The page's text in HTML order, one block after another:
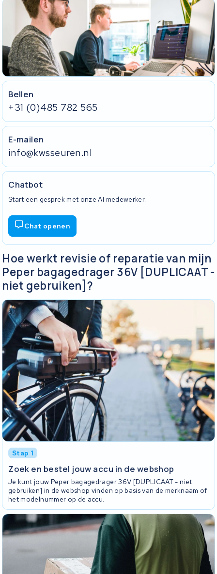
De bijbehorende lader.
Heeft uw accu een slot? Stuur de sleutel mee in een gesloten
envelop. Plak de sleutel niet op de accu vast.
Zonder lader en sleutel kunnen wij uw accu niet volledig testen.
Tip:vraag de koerier om een afgiftebewijs zodra uw pakket wordt
opgehaald. Daar staat de track-en-trace code op en het is
meteen uw bewijs van verzending.
Bellen
+31 (0)485 782 565
E-mailen
info@kwsseuren.nl
Chatbot
Start een gesprek met onze AI medewerker.
Chat openen
Hoe werkt revisie of reparatie van mijn
Peper bagagedrager 36V [DUPLICAAT -
niet gebruiken]?
Stap 1
Zoek en bestel jouw accu in de webshop
Je kunt jouw Peper bagagedrager 36V [DUPLICAAT - niet
gebruiken] in de webshop vinden op basis van de merknaam of
het modelnummer op de accu.